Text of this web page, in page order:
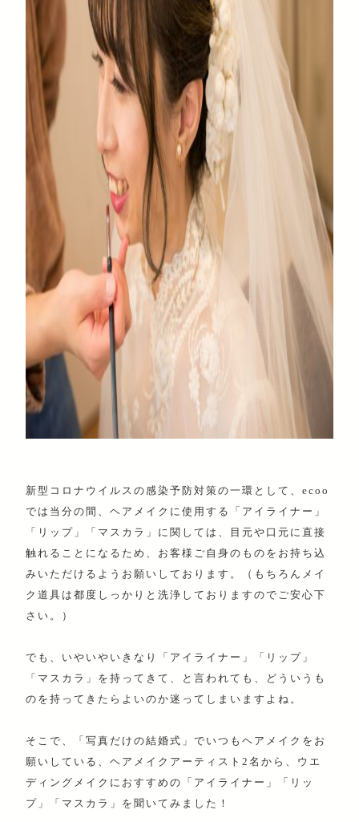
新型コロナウイルスの感染予防対策の一環として、ecoo
では当分の間、ヘアメイクに使用する「アイライナー」
「リップ」「マスカラ」に関しては、目元や口元に直接
触れることになるため、お客様ご自身のものをお持ち込
みいただけるようお願いしております。（もちろんメイ
ク道具は都度しっかりと洗浄しておりますのでご安心下
さい。）
でも、いやいやいきなり「アイライナー」「リップ」
「マスカラ」を持ってきて、と言われても、どういうも
のを持ってきたらよいのか迷ってしまいますよね。
そこで、「写真だけの結婚式」でいつもヘアメイクをお
願いしている、ヘアメイクアーティスト2名から、ウエ
ディングメイクにおすすめの「アイライナー」「リッ
プ」「マスカラ」を聞いてみました！